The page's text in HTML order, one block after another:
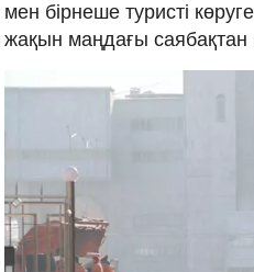
мен бірнеше туристі
жақын маңдағы саябақтан